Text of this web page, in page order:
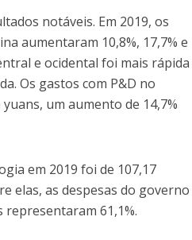
notáveis. Em 2019, os
aumentaram 10,8%, 17,7% e
e ocidental foi mais rápida
Os gastos com P&D no
um aumento de 14,7%
em 2019 foi de 107,17
elas, as despesas do governo
61,1%.